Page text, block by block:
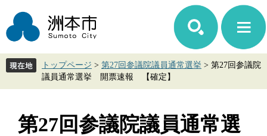
ジ
先
ュ
を
トップページ > 第27回参議院議員通常選挙 > 第27回参議院
議員通常選挙 開票速報 【確定】
第27回参議院議員通常選